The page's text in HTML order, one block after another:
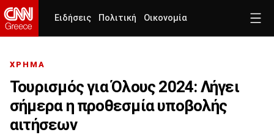
Ειδήσεις Πολιτική Οικονομία
ΧΡΗΜΑ
Τουρισμός για Όλους 2024: Λήγει
σήμερα η προθεσμία υποβολής
αιτήσεων